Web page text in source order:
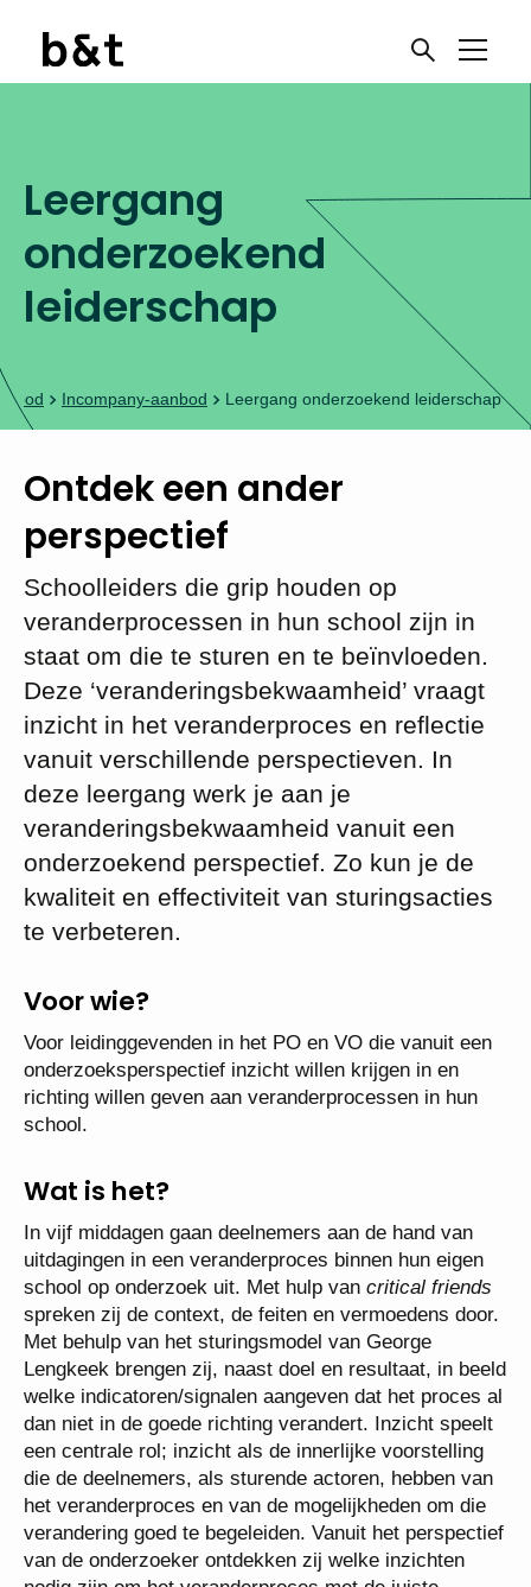
Leergang
onderzoekend
leiderschap
Incompany-aanbod Leergang onderzoekend leiderschap
Ontdek een ander
perspectief
Schoolleiders die grip houden op
veranderprocessen in hun school zijn in
staat om die te sturen en te beïnvloeden.
Deze ‘veranderingsbekwaamheid’ vraagt
inzicht in het veranderproces en reflectie
vanuit verschillende perspectieven. In
deze leergang werk je aan je
veranderingsbekwaamheid vanuit een
onderzoekend perspectief. Zo kun je de
kwaliteit en effectiviteit van sturingsacties
te verbeteren.
Voor wie?
Voor leidinggevenden in het PO en VO die vanuit een
onderzoeksperspectief inzicht willen krijgen in en
richting willen geven aan veranderprocessen in hun
school.
Wat is het?
In vijf middagen gaan deelnemers aan de hand van
uitdagingen in een veranderproces binnen hun eigen
school op onderzoek uit. Met hulp van critical friends
spreken zij de context, de feiten en vermoedens door.
Met behulp van het sturingsmodel van George
Lengkeek brengen zij, naast doel en resultaat, in beeld
welke indicatoren/signalen aangeven dat het proces al
dan niet in de goede richting verandert. Inzicht speelt
een centrale rol; inzicht als de innerlijke voorstelling
die de deelnemers, als sturende actoren, hebben van
het veranderproces en van de mogelijkheden om die
verandering goed te begeleiden. Vanuit het perspectief
van de onderzoeker ontdekken zij welke inzichten